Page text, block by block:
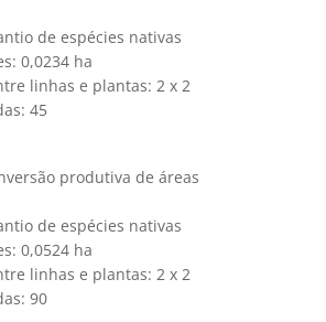
de espécies nativas
0,0234 ha
linhas e plantas: 2 x 2
45
produtiva de áreas
de espécies nativas
0,0524 ha
linhas e plantas: 2 x 2
90